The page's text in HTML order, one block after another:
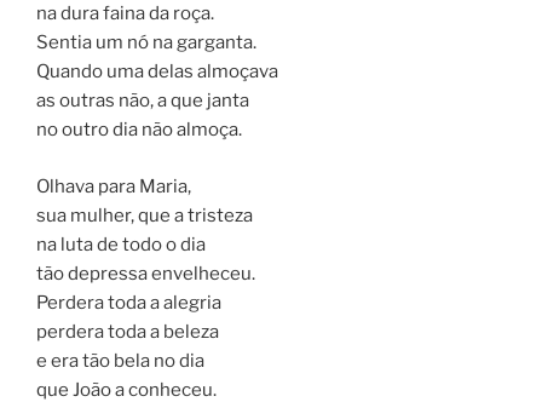
na dura faina da roça.
Sentia um nó na garganta.
Quando uma delas almoçava
as outras não, a que janta
no outro dia não almoça.
Olhava para Maria,
sua mulher, que a tristeza
na luta de todo o dia
tão depressa envelheceu.
Perdera toda a alegria
perdera toda a beleza
e era tão bela no dia
que João a conheceu.